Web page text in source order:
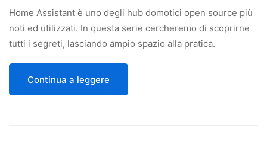
Home Assistant è uno degli hub domotici open source più
noti ed utilizzati. In questa serie cercheremo di scoprirne
tutti i segreti, lasciando ampio spazio alla pratica.
Continua a leggere